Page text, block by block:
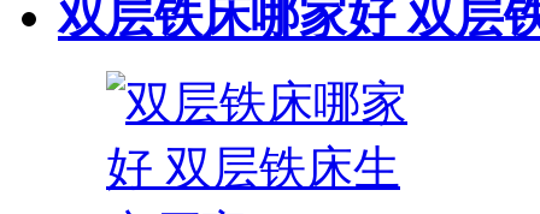
双层铁床哪家好 双层